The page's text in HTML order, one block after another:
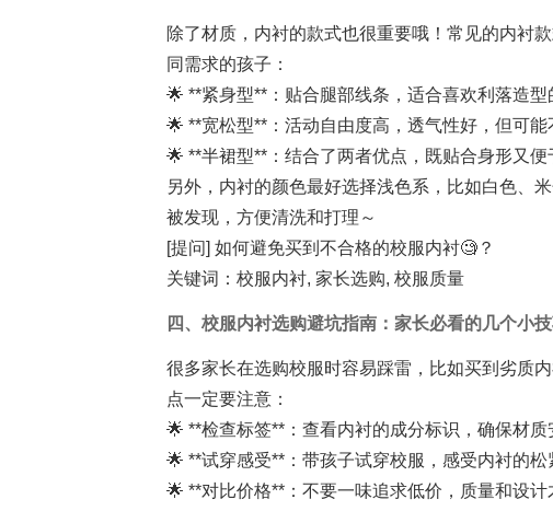
除了材质，内衬的款式也很重要哦！常见的内衬
同需求的孩子：
🌟 **紧身型**：贴合腿部线条，适合喜欢利落造型
🌟 **宽松型**：活动自由度高，透气性好，但可能
🌟 **半裙型**：结合了两者优点，既贴合身形又
另外，内衬的颜色最好选择浅色系，比如白色、
被发现，方便清洗和打理～
[提问] 如何避免买到不合格的校服内衬🧐？
关键词：校服内衬, 家长选购, 校服质量
四、校服内衬选购避坑指南：家长必看的几个小
很多家长在选购校服时容易踩雷，比如买到劣质
点一定要注意：
🌟 **检查标签**：查看内衬的成分标识，确保材质
🌟 **试穿感受**：带孩子试穿校服，感受内衬的松
🌟 **对比价格**：不要一味追求低价，质量和设计